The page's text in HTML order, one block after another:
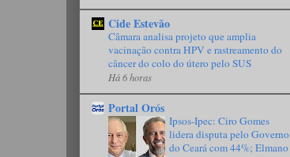
Cide Estevão
Câmara analisa projeto que amplia
vacinação contra HPV e rastreamento do
câncer do colo do útero pelo SUS
Há 6 horas
Portal Orós
Ipsos-Ipec: Ciro Gomes
lidera disputa pelo Governo
do Ceará com 44%; Elmano